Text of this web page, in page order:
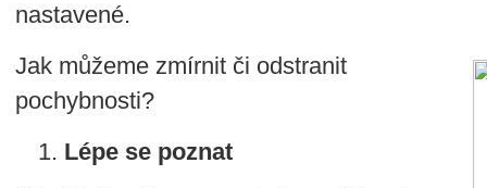
nastavené.
Jak můžeme zmírnit či odstranit
pochybnosti?
Lépe se poznat